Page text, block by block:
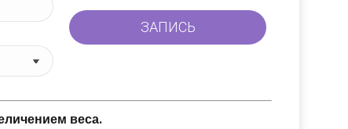
веса.